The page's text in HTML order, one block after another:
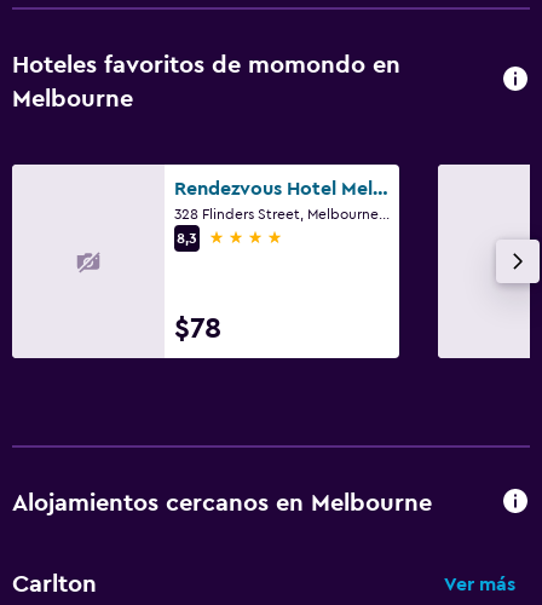
Hoteles favoritos de momondo en
Melbourne
Rendezvous Hotel Melbourne
8,3
4 estrellas
$78
Alojamientos cercanos en Melbourne
Carlton Ver más